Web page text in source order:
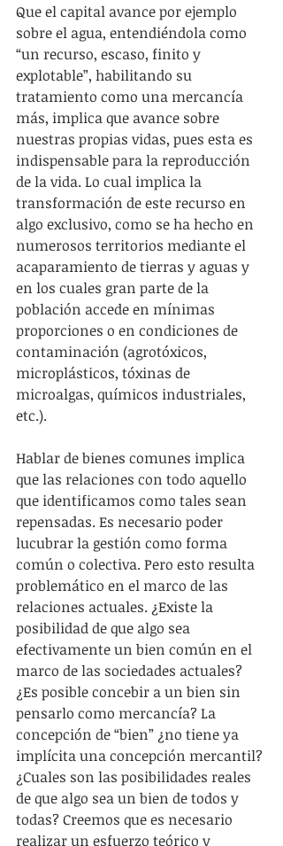
Que el capital avance por ejemplo
sobre el agua, entendiéndola como
“un recurso, escaso, finito y
explotable”, habilitando su
tratamiento como una mercancía
más, implica que avance sobre
nuestras propias vidas, pues esta es
indispensable para la reproducción
de la vida. Lo cual implica la
transformación de este recurso en
algo exclusivo, como se ha hecho en
numerosos territorios mediante el
acaparamiento de tierras y aguas y
en los cuales gran parte de la
población accede en mínimas
proporciones o en condiciones de
contaminación (agrotóxicos,
microplásticos, tóxinas de
microalgas, químicos industriales,
etc.).
Hablar de bienes comunes implica
que las relaciones con todo aquello
que identificamos como tales sean
repensadas. Es necesario poder
lucubrar la gestión como forma
común o colectiva. Pero esto resulta
problemático en el marco de las
relaciones actuales. ¿Existe la
posibilidad de que algo sea
efectivamente un bien común en el
marco de las sociedades actuales?
¿Es posible concebir a un bien sin
pensarlo como mercancía? La
concepción de “bien” ¿no tiene ya
implícita una concepción mercantil?
¿Cuales son las posibilidades reales
de que algo sea un bien de todos y
todas? Creemos que es necesario
realizar un esfuerzo teórico y